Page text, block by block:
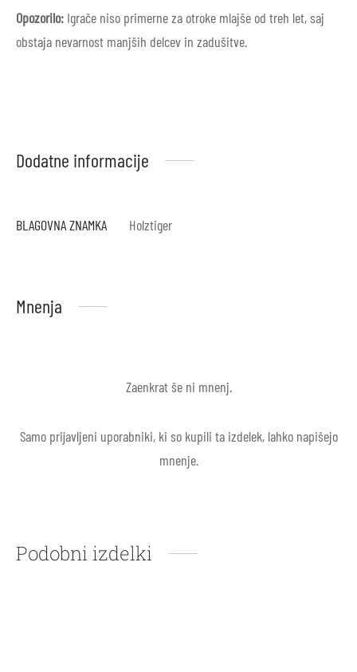
Opozorilo: Igrače niso primerne za otroke mlajše od treh let, saj
obstaja nevarnost manjših delcev in zadušitve.
Dodatne informacije
BLAGOVNA ZNAMKA Holztiger
Mnenja
Zaenkrat še ni mnenj.
Samo prijavljeni uporabniki, ki so kupili ta izdelek, lahko napišejo
mnenje.
Podobni izdelki